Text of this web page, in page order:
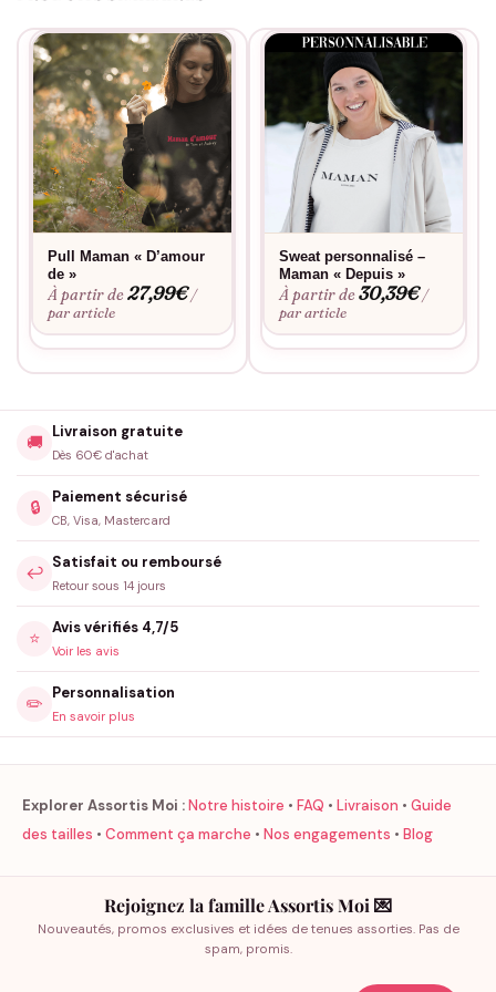
Pull Maman « D’amour
de »
À partir de27,99€ /
par article
Sweat personnalisé –
Maman « Depuis »
À partir de30,39€ /
par article
🚚
Livraison gratuite
Dès 60€ d'achat
🔒
Paiement sécurisé
CB, Visa, Mastercard
↩️
Satisfait ou remboursé
Retour sous 14 jours
⭐
Avis vérifiés 4,7/5
Voir les avis
✏️
Personnalisation
En savoir plus
Explorer Assortis Moi :Notre histoire • FAQ • Livraison • Guide
des tailles • Comment ça marche • Nos engagements • Blog
Rejoignez la famille Assortis Moi 💌
Nouveautés, promos exclusives et idées de tenues assorties. Pas de
spam, promis.